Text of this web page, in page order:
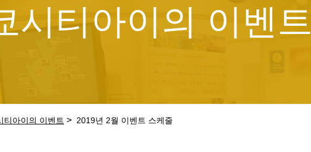
시티아이의 이벤트
티아이의 이벤트 > 2019년 2월 이벤트 스케줄